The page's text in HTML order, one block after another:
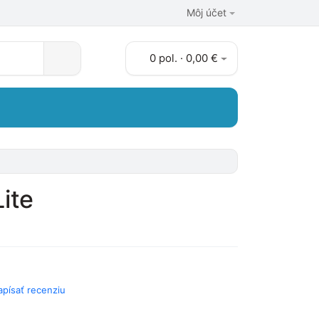
Môj účet
0 pol. · 0,00 €
recenziu